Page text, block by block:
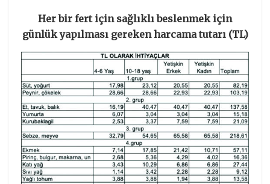
Her bir fert için sağlıklı beslenmek için
günlük yapılması gereken harcama tutarı (TL)